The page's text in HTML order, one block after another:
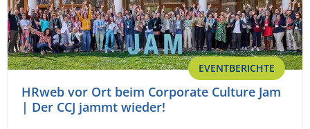
EVENTBERICHTE
HRweb vor Ort beim Corporate Culture Jam
| Der CCJ jammt wieder!